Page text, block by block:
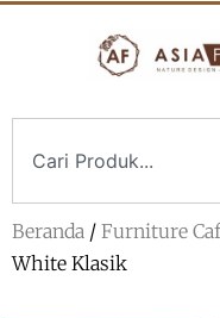
Beranda / Furniture
White Klasik